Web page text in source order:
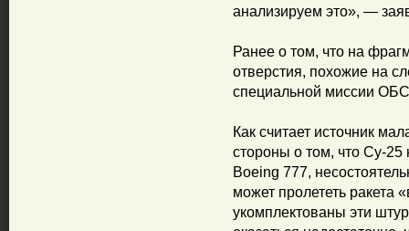
анализируем это», —
Ранее о том, что на
отверстия, похожие на
специальной миссии
Как считает источник
стороны о том, что Су-25
Boeing 777,
может пролететь ракета
укомплектованы эти